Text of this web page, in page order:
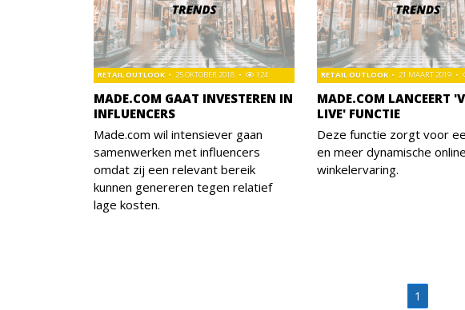
MADE.COM GAAT INVESTEREN IN
INFLUENCERS
RETAIL OUTLOOK 25 OKTOBER 2018 124
Made.com wil intensiever gaan
samenwerken met influencers
omdat zij een relevant bereik
kunnen genereren tegen relatief
lage kosten.
MADE.COM LANCEERT
LIVE' FUNCTIE
RETAIL OUTLOOK 21 MAART 2019
Deze functie zorgt voor
en meer dynamische online
winkelervaring.
1